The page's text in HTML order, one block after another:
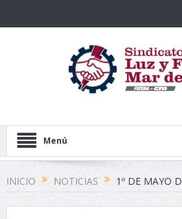
Menú
INICIO NOTICIAS 1º DE MAYO